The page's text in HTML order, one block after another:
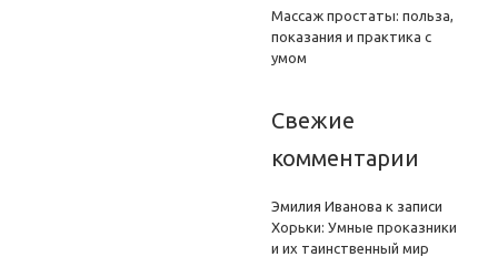
Массаж простаты: польза,
показания и практика с
умом
Свежие
комментарии
Эмилия Иванова к записи
Хорьки: Умные проказники
и их таинственный мир